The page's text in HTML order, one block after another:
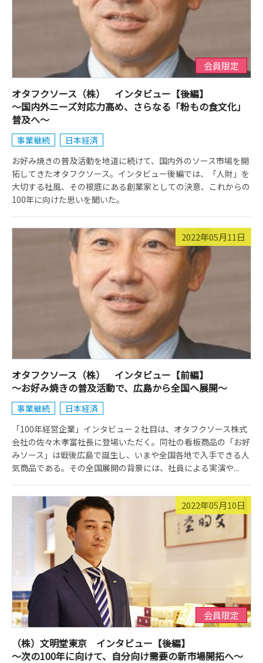
会員限定
オタフクソース（株） インタビュー【後編】
～国内外ニーズ対応力高め、さらなる「粉もの食文化」
普及へ～
事業継続
日本経済
お好み焼きの普及活動を地道に続けて、国内外のソース市場を開
拓してきたオタフクソース。インタビュー後編では、「人財」を
大切する社風、その根底にある創業家としての決意、これからの
100年に向けた思いを聞いた。
2022年05月11日
オタフクソース（株） インタビュー【前編】
～お好み焼きの普及活動で、広島から全国へ展開～
事業継続
日本経済
「100年経営企業」インタビュー２社目は、オタフクソース株式
会社の佐々木孝富社長に登場いただく。同社の看板商品の「お好
みソース」は戦後広島で誕生し、いまや全国各地で入手できる人
気商品である。その全国展開の背景には、社員による実演や...
2022年05月10日
会員限定
（株）文明堂東京 インタビュー【後編】
～次の100年に向けて、自分向け需要の新市場開拓へ～